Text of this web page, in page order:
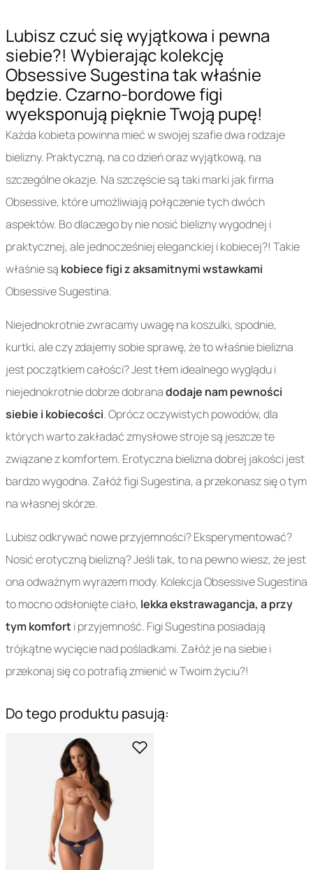
Lubisz czuć się wyjątkowa i pewna
siebie?! Wybierając kolekcję
Obsessive Sugestina tak właśnie
będzie. Czarno-bordowe figi
wyeksponują pięknie Twoją pupę!
Każda kobieta powinna mieć w swojej szafie dwa rodzaje
bielizny. Praktyczną, na co dzień oraz wyjątkową, na
szczególne okazje. Na szczęście są taki marki jak firma
Obsessive, które umożliwiają połączenie tych dwóch
aspektów. Bo dlaczego by nie nosić bielizny wygodnej i
praktycznej, ale jednocześniej eleganckiej i kobiecej?! Takie
właśnie są kobiece figi z aksamitnymi wstawkami
Obsessive Sugestina.
Niejednokrotnie zwracamy uwagę na koszulki, spodnie,
kurtki, ale czy zdajemy sobie sprawę, że to właśnie bielizna
jest początkiem całości? Jest tłem idealnego wyglądu i
niejednokrotnie dobrze dobranadodaje nam pewności
siebie i kobiecości. Oprócz oczywistych powodów, dla
których warto zakładać zmysłowe stroje są jeszcze te
związane z komfortem. Erotyczna bielizna dobrej jakości jest
bardzo wygodna. Załóż figi Sugestina, a przekonasz się o tym
na własnej skórze.
Lubisz odkrywać nowe przyjemności? Eksperymentować?
Nosić erotyczną bielizną? Jeśli tak, to na pewno wiesz, że jest
ona odważnym wyrazem mody. Kolekcja Obsessive Sugestina
to mocno odsłonięte ciało, lekka ekstrawagancja, a przy
tym komfort i przyjemność. Figi Sugestina posiadają
trójkątne wycięcie nad pośladkami. Załóż je na siebie i
przekonaj się co potrafią zmienić w Twoim życiu?!
Do tego produktu pasują: